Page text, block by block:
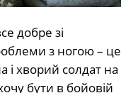
добре зі
з ногою – це
хворий солдат на
бути в бойовій